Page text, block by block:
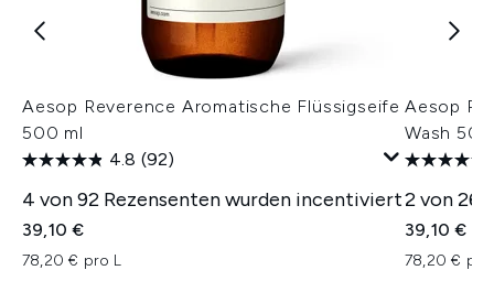
Aesop Reverence Aromatische Flüssigseife
500 ml
4.8 (92)
4 von 92 Rezensenten wurden incentiviert
39,10 €
78,20 € pro L
Aesop
Wash
2 von 26
39,10 €
78,20 €